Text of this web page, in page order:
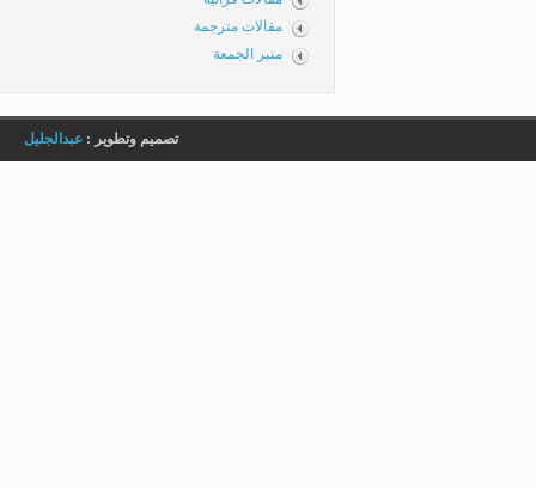
مقالات مترجمة
منبر الجمعة
تصميم وتطوير : عبدالجليل